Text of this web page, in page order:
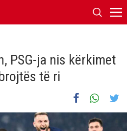
PSG-ja nis kërkimet
të ri